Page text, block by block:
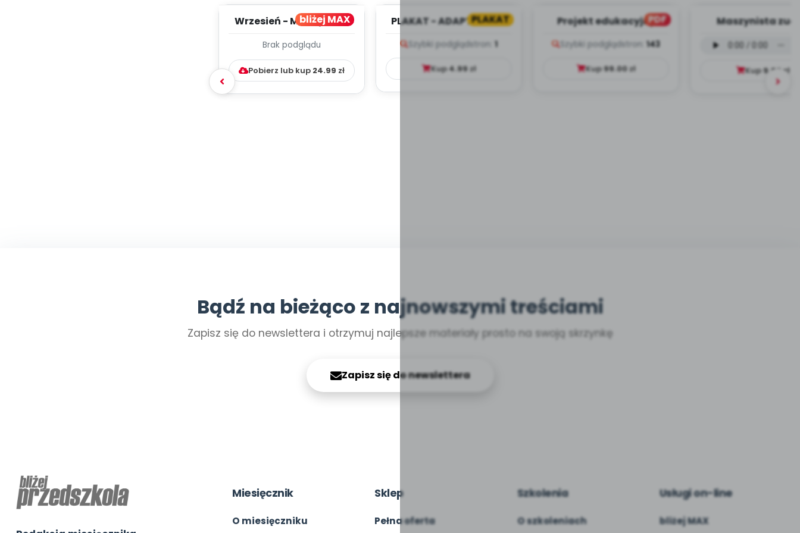
bliżej MAX
Wrzesień - MIESIĘCZNY
WYCHOWAWCZO –
DYDAKTYC...
Brak podglądu
Pobierz lub kup 24.99 zł
PLAKAT
PLAKAT - ADAPTACJA -
Szybki podglądstron: 1
Kup4.99zł
PDF
Projekt edukacyjny
Szybki podglądstron: 143
Kup99.00zł
Maszynista
mp3)
Kup9.99 zł
Bądź na bieżąco z najnowszymi treściami
Zapisz się do newslettera i otrzymuj najlepsze materiały prosto na swoją skrzynkę
Zapisz się do newslettera
Miesięcznik
O miesięczniku
Sklep
Pełna oferta
Szkolenia
O szkoleniach
Usługi on-line
bliżej MAX